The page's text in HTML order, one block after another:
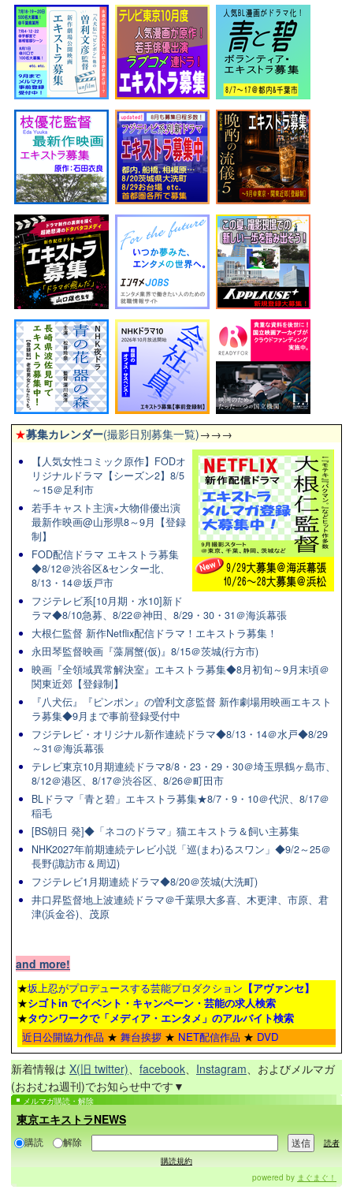
★募集カレンダー(撮影日別募集一覧)→→→
【人気女性コミック原作】FODオ
リジナルドラマ【シーズン2】8/5
～15＠足利市
若手キャスト主演×大物俳優出演
最新作映画@山形県8～9月【登録
制】
FOD配信ドラマ エキストラ募集
◆8/12＠渋谷区&センター北、
8/13・14＠坂戸市
フジテレビ系[10月期・水10]新ド
ラマ◆8/10急募、8/22＠神田、8/29・30・31＠海浜幕張
大根仁監督 新作Netflix配信ドラマ！エキストラ募集！
永田琴監督映画『藻屑蟹(仮)』8/15＠茨城(行方市)
映画『全領域異常解決室』エキストラ募集◆8月初旬～9月末頃＠
関東近郊【登録制】
『八犬伝』『ピンポン』の曽利文彦監督 新作劇場用映画エキスト
ラ募集◆9月まで事前登録受付中
フジテレビ・オリジナル新作連続ドラマ◆8/13・14＠水戸◆8/29
～31＠海浜幕張
テレビ東京10月期連続ドラマ8/8・23・29・30＠埼玉県鶴ヶ島市、
8/12＠港区、8/17＠渋谷区、8/26＠町田市
BLドラマ「青と碧」エキストラ募集★8/7・9・10＠代沢、8/17＠
稲毛
[BS朝日 発]◆「ネコのドラマ」猫エキストラ＆飼い主募集
NHK2027年前期連続テレビ小説「巡(まわ)るスワン」◆9/2～25＠
長野(諏訪市＆周辺)
フジテレビ1月期連続ドラマ◆8/20＠茨城(大洗町)
井口昇監督地上波連続ドラマ＠千葉県大多喜、木更津、市原、君
津(浜金谷)、茂原
and more!
★坂上忍がプロデュースする芸能プロダクション 【アヴァンセ】
★シゴトin でイベント・キャンペーン・芸能の求人検索
★タウンワークで「メディア・エンタメ」のアルバイト検索
近日公開協力作品 ★ 舞台挨拶 ★ NET配信作品 ★ DVD
新着情報は X(旧 twitter) facebook Instagram 、およびメルマガ
(おおむね週刊)でお知らせ中です▼
メルマガ購読・解除
東京エキストラNEWS
購読 解除
読者
購読規約
powered by まぐまぐ！